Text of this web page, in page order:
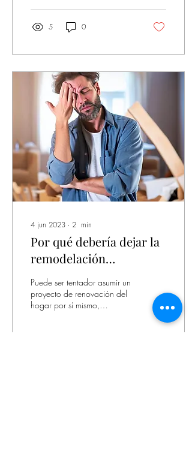
5 0
4 jun 2023 ∙ 2 min
Por qué debería dejar la
remodelación
residencial a los
profesionales y no a los
aficionados.
Puede ser tentador asumir un
proyecto de renovación del
hogar por sí mismo,